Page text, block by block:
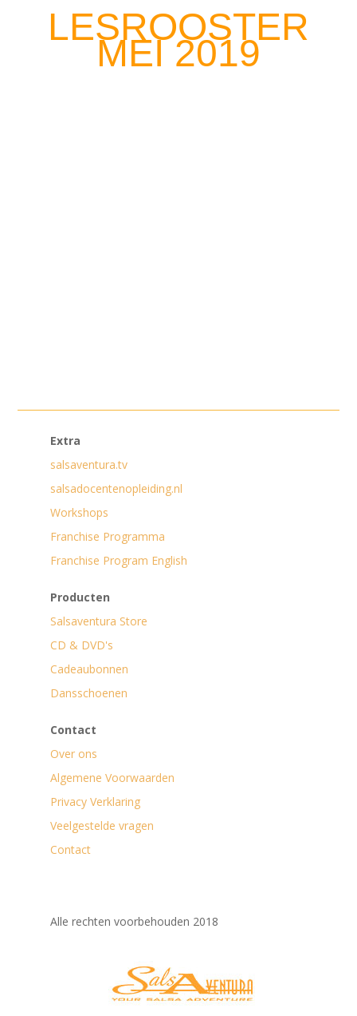
LESROOSTER
MEI 2019
Extra
salsaventura.tv
salsadocentenopleiding.nl
Workshops
Franchise Programma
Franchise Program English
Producten
Salsaventura Store
CD & DVD's
Cadeaubonnen
Dansschoenen
Contact
Over ons
Algemene Voorwaarden
Privacy Verklaring
Veelgestelde vragen
Contact
Alle rechten voorbehouden 2018